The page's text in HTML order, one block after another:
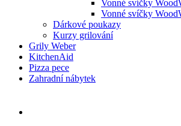
Vonné svíčky
Vonné svíčky
Dárkové poukazy
Kurzy grilování
Grily Weber
KitchenAid
Pizza pece
Zahradní nábytek